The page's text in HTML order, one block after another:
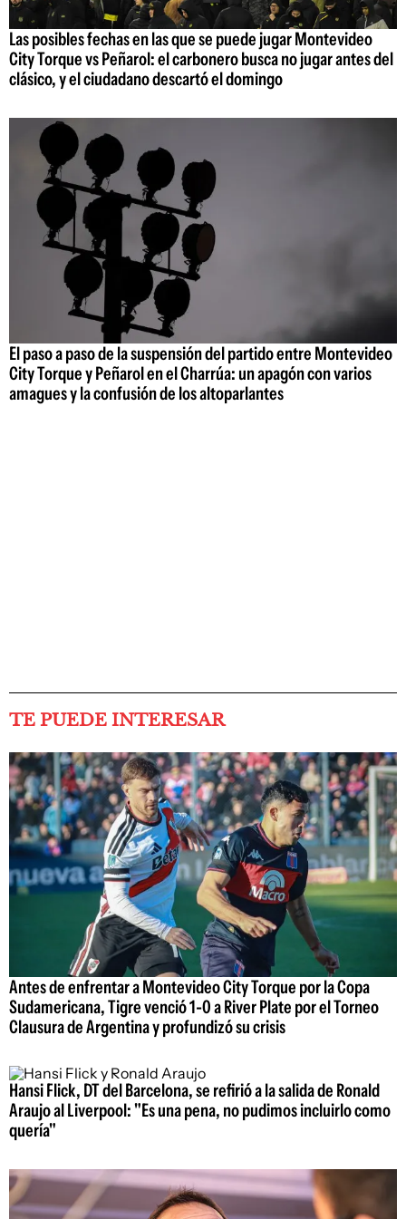
Las posibles fechas en las que se puede jugar Montevideo
City Torque vs Peñarol: el carbonero busca no jugar antes del
clásico, y el ciudadano descartó el domingo
El paso a paso de la suspensión del partido entre Montevideo
City Torque y Peñarol en el Charrúa: un apagón con varios
amagues y la confusión de los altoparlantes
TE PUEDE INTERESAR
Antes de enfrentar a Montevideo City Torque por la Copa
Sudamericana, Tigre venció 1-0 a River Plate por el Torneo
Clausura de Argentina y profundizó su crisis
Hansi Flick, DT del Barcelona, se refirió a la salida de Ronald
Araujo al Liverpool: "Es una pena, no pudimos incluirlo como
quería"